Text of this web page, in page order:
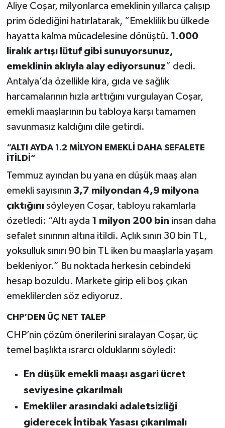
Aliye Coşar, milyonlarca emeklinin yıllarca çalışıp
prim ödediğini hatırlatarak, “Emeklilik bu ülkede
hayatta kalma mücadelesine dönüştü. 1.000
liralık artışı lütuf gibi sunuyorsunuz,
emeklinin aklıyla alay ediyorsunuz” dedi.
Antalya’da özellikle kira, gıda ve sağlık
harcamalarının hızla arttığını vurgulayan Coşar,
emekli maaşlarının bu tabloya karşı tamamen
savunmasız kaldığını dile getirdi.
“ALTI AYDA 1.2 MİLYON EMEKLİ DAHA SEFALETE
İTİLDİ”
Temmuz ayından bu yana en düşük maaş alan
emekli sayısının 3,7 milyondan 4,9 milyona
çıktığınısöyleyen Coşar, tabloyu rakamlarla
özetledi: “Altı ayda 1 milyon 200 bin insan daha
sefalet sınırının altına itildi. Açlık sınırı 30 bin TL,
yoksulluk sınırı 90 bin TL iken bu maaşlarla yaşam
bekleniyor.” Bu noktada herkesin cebindeki
hesap bozuldu. Markete girip eli boş çıkan
emeklilerden söz ediyoruz.
CHP’DEN ÜÇ NET TALEP
CHP’nin çözüm önerilerini sıralayan Coşar, üç
temel başlıkta ısrarcı olduklarını söyledi:
En düşük emekli maaşı asgari ücret
seviyesine çıkarılmalı
Emekliler arasındaki adaletsizliği
giderecek İntibak Yasası çıkarılmalı